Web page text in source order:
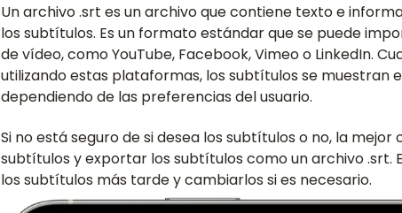
Un archivo .srt es un archivo que contiene texto e
los subtítulos. Es un formato estándar que se puede
de vídeo, como YouTube, Facebook, Vimeo o LinkedIn.
utilizando estas plataformas, los subtítulos se muestran
dependiendo de las preferencias del usuario.
Si no está seguro de si desea los subtítulos o no, la
subtítulos y exportar los subtítulos como un archivo .srt.
los subtítulos más tarde y cambiarlos si es necesario.